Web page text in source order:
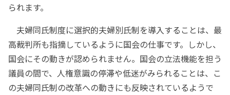
られます。
夫婦同氏制度に選択的夫婦別氏制を導入することは、最
高裁判所も指摘しているように国会の仕事です。しかし、
国会にその動きが認められません。国会の立法機能を担う
議員の間で、人権意識の停滞や低迷がみられることは、こ
の夫婦同氏制の改革への動きにも反映されているようで